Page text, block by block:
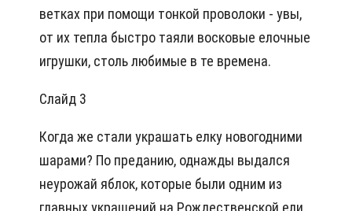
ветках при помощи тонкой проволоки - увы,
от их тепла быстро таяли восковые елочные
игрушки, столь любимые в те времена.
Слайд 3
Когда же стали украшать елку новогодними
шарами? По преданию, однажды выдался
неурожай яблок, которые были одним из
главных украшений на Рождественской ели.